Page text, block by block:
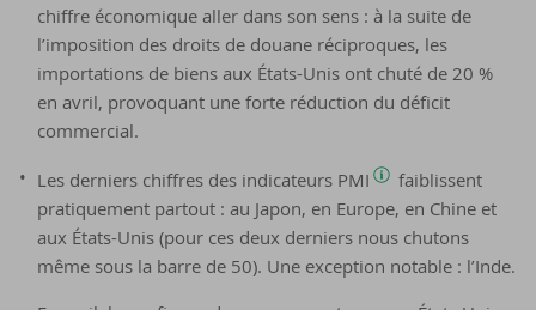
chiffre économique aller dans son sens : à la suite de
l’imposition des droits de douane réciproques, les
importations de biens aux États-Unis ont chuté de 20 %
en avril, provoquant une forte réduction du déficit
commercial.
Les derniers chiffres des indicateurs PMI
faiblissent
pratiquement partout : au Japon, en Europe, en Chine et
aux États-Unis (pour ces deux derniers nous chutons
même sous la barre de 50). Une exception notable : l’Inde.